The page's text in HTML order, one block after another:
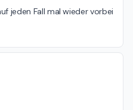
jeden Fall mal wieder vorbei